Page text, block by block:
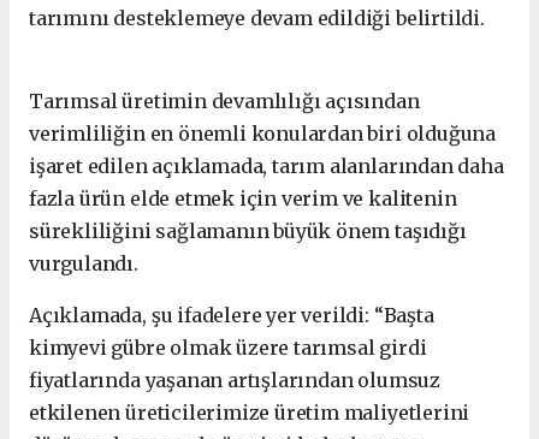
tarımını desteklemeye devam edildiği belirtildi.
Tarımsal üretimin devamlılığı açısından
verimliliğin en önemli konulardan biri olduğuna
işaret edilen açıklamada, tarım alanlarından daha
fazla ürün elde etmek için verim ve kalitenin
sürekliliğini sağlamanın büyük önem taşıdığı
vurgulandı.
Açıklamada, şu ifadelere yer verildi: “Başta
kimyevi gübre olmak üzere tarımsal girdi
fiyatlarında yaşanan artışlarından olumsuz
etkilenen üreticilerimize üretim maliyetlerini